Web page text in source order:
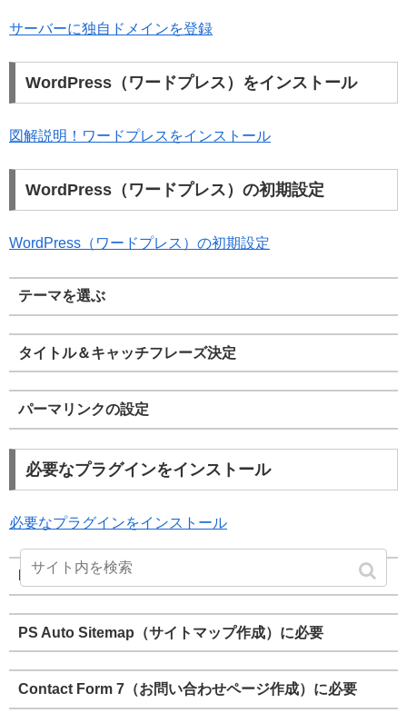
サーバーに独自ドメインを登録
WordPress（ワードプレス）をインストール
図解説明！ワードプレスをインストール
WordPress（ワードプレス）の初期設定
WordPress（ワードプレス）の初期設定
テーマを選ぶ
タイトル＆キャッチフレーズ決定
パーマリンクの設定
必要なプラグインをインストール
必要なプラグインをインストール
Really Simple SSL（サイトをSSL化）に必要
PS Auto Sitemap（サイトマップ作成）に必要
Contact Form 7（お問い合わせページ作成）に必要